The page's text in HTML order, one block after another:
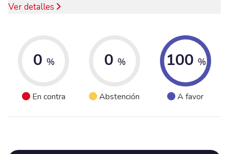
Ver detalles
0 %
En contra
0 %
Abstención
100 %
A favor